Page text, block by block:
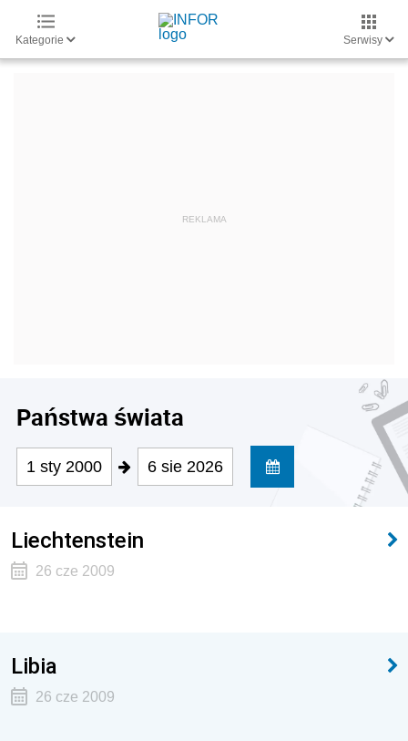
Kategorie Serwisy
Państwa świata
1 sty 2000 6 sie 2026
Liechtenstein
26 cze 2009
Libia
26 cze 2009